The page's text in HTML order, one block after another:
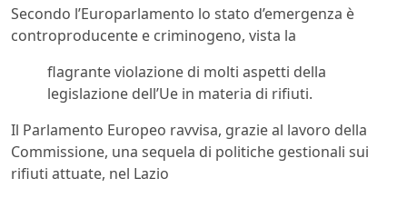
Secondo l’Europarlamento lo stato d’emergenza è
controproducente e criminogeno, vista la
flagrante violazione di molti aspetti della
legislazione dell’Ue in materia di rifiuti.
Il Parlamento Europeo ravvisa, grazie al lavoro della
Commissione, una sequela di politiche gestionali sui
rifiuti attuate, nel Lazio